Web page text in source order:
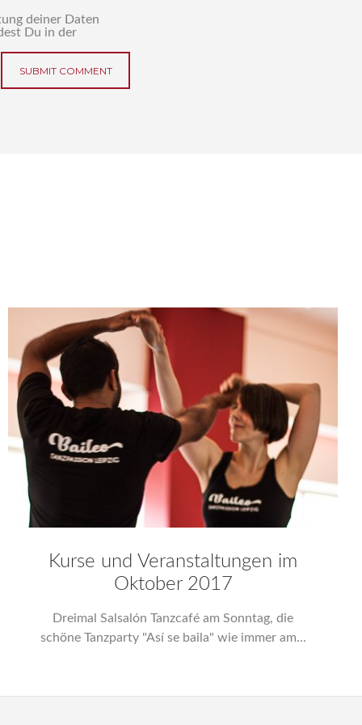
deiner Daten
Du in der
Kurse und Veranstaltungen im
Oktober 2017
Dreimal Salsalón Tanzcafé am Sonntag, die
schöne Tanzparty "Así se baila" wie immer am...